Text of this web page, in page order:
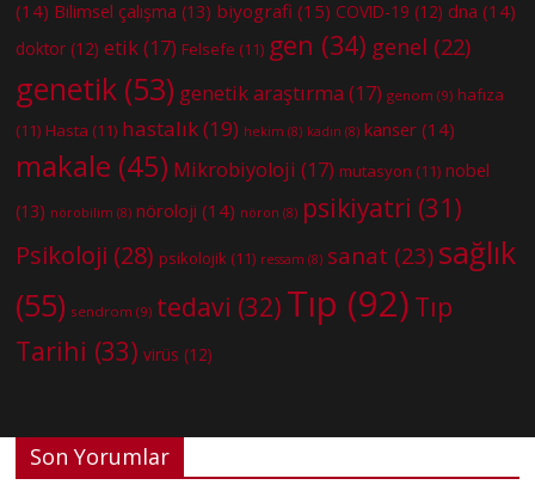
(14) Bilimsel çalışma (13) biyografi (15) COVID-19 (12) dna (14)
doktor (12) etik(17) Felsefe (11) gen (34) genel (22)
genetik (53) genetik araştırma (17) genom (9) hafıza
(11) Hasta (11) hastalık(19) hekim (8) kadın (8) kanser (14)
makale (45) Mikrobiyoloji (17) mutasyon (11) nobel
(13) nörobilim (8) nöroloji (14) nöron (8) psikiyatri (31)
Psikoloji (28) psikolojik (11) ressam (8) sanat (23) sağlık
(55) sendrom (9) tedavi (32) Tıp (92) Tıp
Tarihi (33) virüs (12)
Son Yorumlar